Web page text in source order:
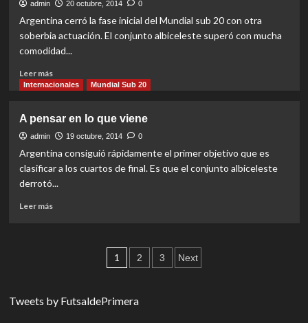
cuatro
mejores
admin 20 octubre, 2014 0
Argentina cerró la fase inicial del Mundial sub 20 con otra
soberbia actuación. El conjunto albiceleste superó con mucha
comodidad...
Leer másRead
more
catarata
de
goles
Internacionales Mundial Sub 20
A pensar en lo que viene
admin 19 octubre, 2014 0
Argentina consiguió rápidamente el primer objetivo que es
clasificar a los cuartos de final. Es que el conjunto albiceleste
derrotó...
Leer másRead
que
viene
Paginación
entradas
1 2 3 Next
Tweets by FutsaldePrimera